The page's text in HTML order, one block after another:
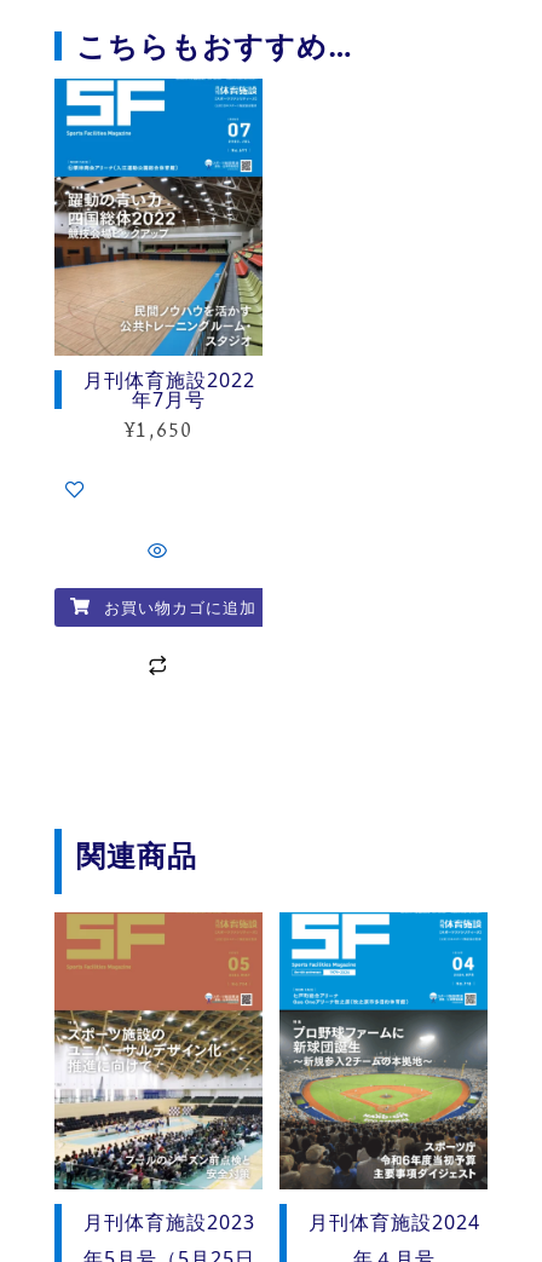
こちらもおすすめ…
月刊体育施設2022
年7月号
¥1,650
お買い物カゴに追加
関連商品
月刊体育施設2023
月刊体育施設2024